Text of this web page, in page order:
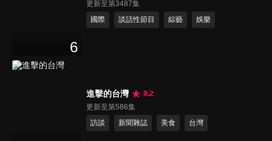
6
更新至第3487集
國際
談話性節目 綜藝 娛樂
進擊的台灣
8.2
更新至第586集
訪談
新聞雜誌 美食 台灣